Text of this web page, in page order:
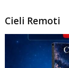
Cieli Remoti